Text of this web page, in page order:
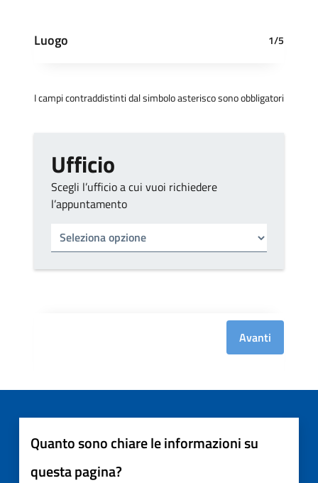
Luogo 1/5
I campi contraddistinti dal simbolo asterisco sono obbligatori
Ufficio
Scegli l’ufficio a cui vuoi richiedere
l’appuntamento
Tipo di ufficio
Avanti
Quanto sono chiare le informazioni su
questa pagina?